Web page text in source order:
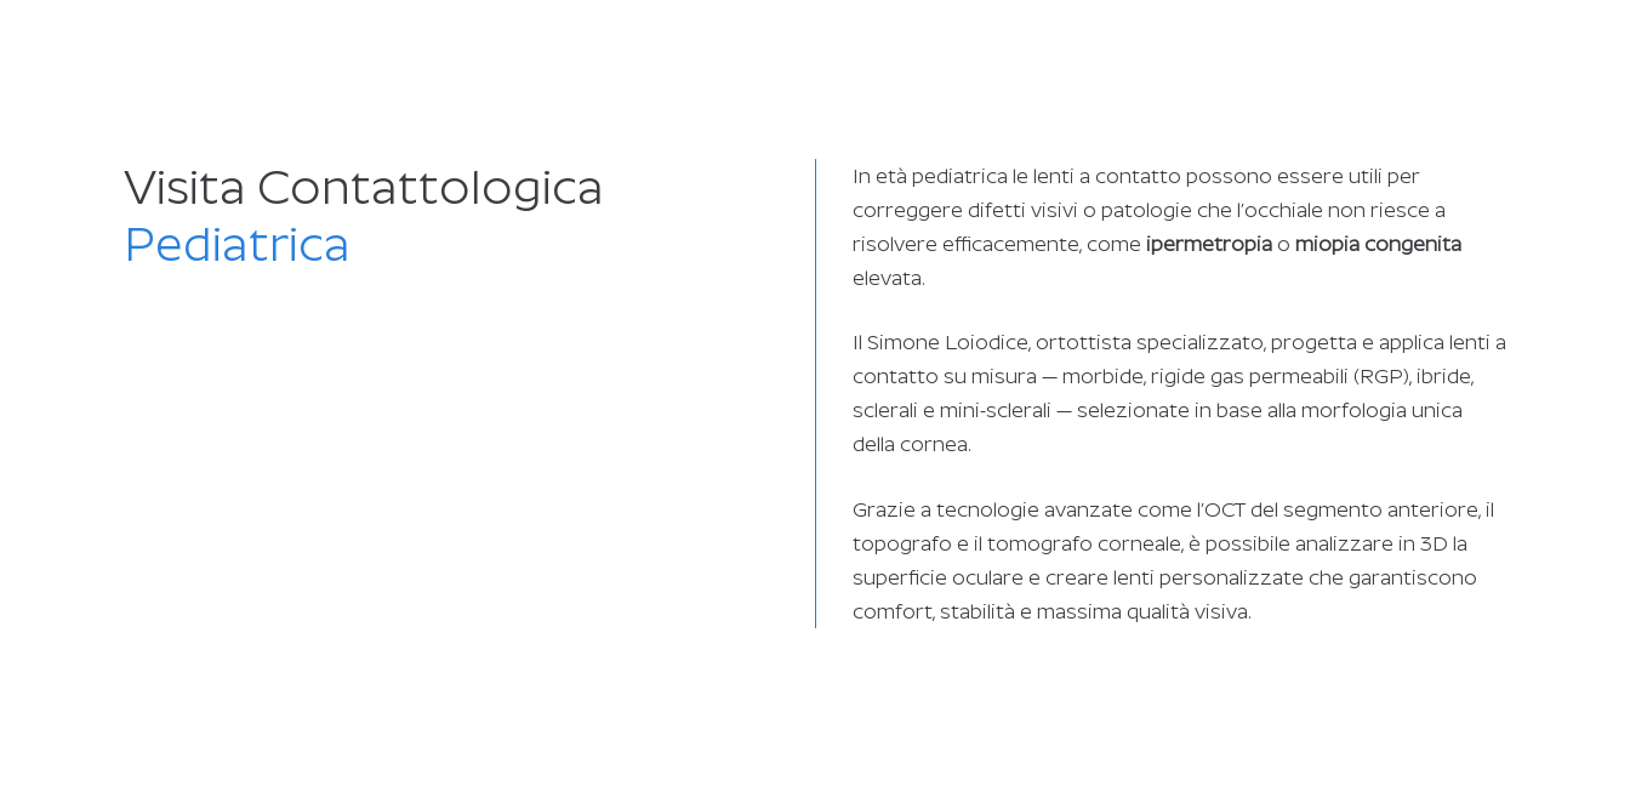
Visita Contattologica
Pediatrica
In età pediatrica le lenti a contatto possono essere utili per
correggere difetti visivi o patologie che l’occhiale non riesce a
risolvere efficacemente, come ipermetropiao miopia congenita
elevata.
Il Simone Loiodice, ortottista specializzato, progetta e applica lenti a
contatto su misura — morbide, rigide gas permeabili (RGP), ibride,
sclerali e mini-sclerali — selezionate in base alla morfologia unica
della cornea.
Grazie a tecnologie avanzate come l’OCT del segmento anteriore, il
topografo e il tomografo corneale, è possibile analizzare in 3D la
superficie oculare e creare lenti personalizzate che garantiscono
comfort, stabilità e massima qualità visiva.